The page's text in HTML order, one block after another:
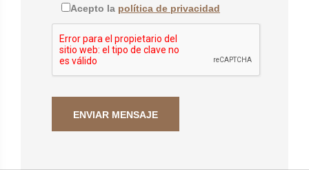
Acepto la política de privacidad